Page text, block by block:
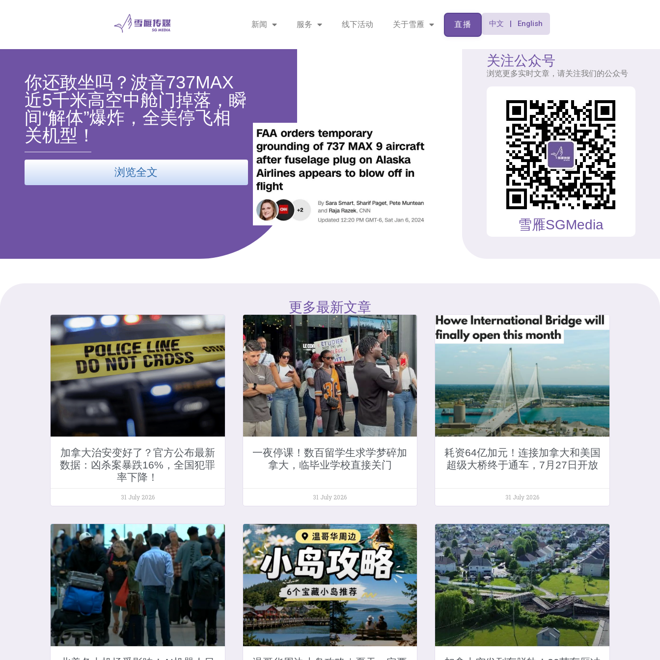
新闻 服务 线下活动 关于雪雁 直播 中文 | English
你还敢坐吗？波音737MAX
近5千米高空中舱门掉落，瞬
间“解体”爆炸，全美停飞相
关机型！
浏览全文
关注公众号
浏览更多实时文章，请关注我们的公众号
雪雁SGMedia
更多最新文章
加拿大治安变好了？官方公布最新
数据：凶杀案暴跌16%，全国犯罪
率下降！
31 July 2026
一夜停课！数百留学生求学梦碎加
拿大，临毕业学校直接关门
31 July 2026
耗资64亿加元！连接加拿大和美国
超级大桥终于通车，7月27日开放
31 July 2026